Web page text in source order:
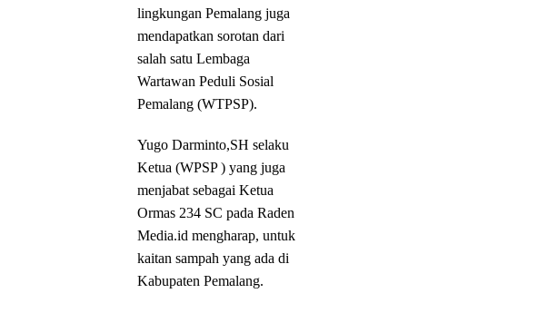
lingkungan Pemalang juga
mendapatkan sorotan dari
salah satu Lembaga
Wartawan Peduli Sosial
Pemalang (WTPSP).
Yugo Darminto,SH selaku
Ketua (WPSP ) yang juga
menjabat sebagai Ketua
Ormas 234 SC pada Raden
Media.id mengharap, untuk
kaitan sampah yang ada di
Kabupaten Pemalang.